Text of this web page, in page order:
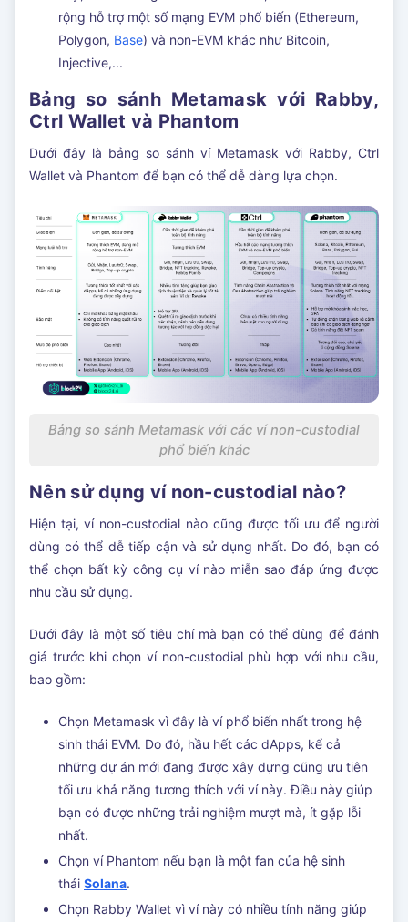
rộng hỗ trợ một số mạng EVM phổ biến (Ethereum,
Polygon, Base) và non-EVM khác như Bitcoin,
Injective,...
Bảng so sánh Metamask với Rabby,
Ctrl Wallet và Phantom
Dưới đây là bảng so sánh ví Metamask với Rabby, Ctrl
Wallet và Phantom để bạn có thể dễ dàng lựa chọn.
Bảng so sánh Metamask với các ví non-custodial
phổ biến khác
Nên sử dụng ví non-custodial nào?
Hiện tại, ví non-custodial nào cũng được tối ưu để người
dùng có thể dễ tiếp cận và sử dụng nhất. Do đó, bạn có
thể chọn bất kỳ công cụ ví nào miễn sao đáp ứng được
nhu cầu sử dụng.
Dưới đây là một số tiêu chí mà bạn có thể dùng để đánh
giá trước khi chọn ví non-custodial phù hợp với nhu cầu,
bao gồm:
Chọn Metamask vì đây là ví phổ biến nhất trong hệ
sinh thái EVM. Do đó, hầu hết các dApps, kể cả
những dự án mới đang được xây dựng cũng ưu tiên
tối ưu khả năng tương thích với ví này. Điều này giúp
bạn có được những trải nghiệm mượt mà, ít gặp lỗi
nhất.
Chọn ví Phantom nếu bạn là một fan của hệ sinh
thái Solana.
Chọn Rabby Wallet vì ví này có nhiều tính năng giúp